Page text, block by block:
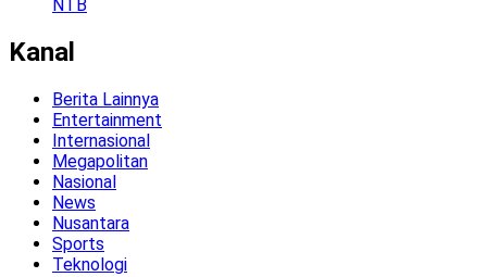
NTB
Kanal
Berita Lainnya
Entertainment
Internasional
Megapolitan
Nasional
News
Nusantara
Sports
Teknologi